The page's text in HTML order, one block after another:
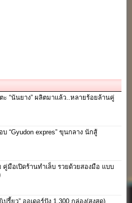
ะ “นันยาง” ผลิตมาแล้ว..หลายร้อยล้านคู่
“Gyudon expres” ขุนกลาง นักสู้
คู่มือเปิดร้านทำเล็บ รวยด้วยสองมือ แบบ
ปรี้ยว” ออเดอร์ปัง 1,300 กล่อง(สูงสุด)